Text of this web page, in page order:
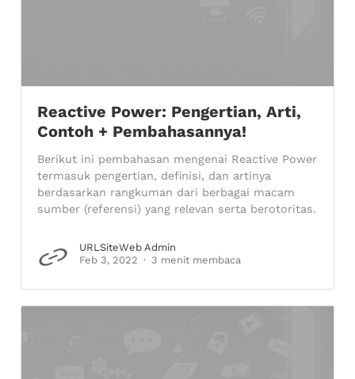
Reactive Power: Pengertian, Arti,
Contoh + Pembahasannya!
Berikut ini pembahasan mengenai Reactive Power
termasuk pengertian, definisi, dan artinya
berdasarkan rangkuman dari berbagai macam
sumber (referensi) yang relevan serta berotoritas.
URLSiteWeb Admin
Feb 3, 2022
3 menit membaca